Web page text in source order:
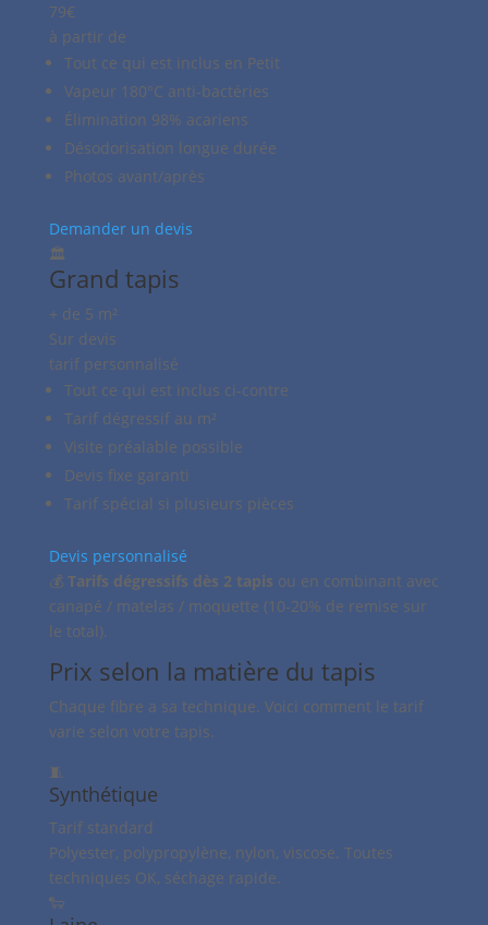
79€
à partir de
Tout ce qui est inclus en Petit
Vapeur 180°C anti-bactéries
Élimination 98% acariens
Désodorisation longue durée
Photos avant/après
Demander un devis
🏛️
Grand tapis
+ de 5 m²
Sur devis
tarif personnalisé
Tout ce qui est inclus ci-contre
Tarif dégressif au m²
Visite préalable possible
Devis fixe garanti
Tarif spécial si plusieurs pièces
Devis personnalisé
💰 Tarifs dégressifs dès 2 tapis ou en combinant avec
canapé / matelas / moquette (10-20% de remise sur
le total).
Prix selon la matière du tapis
Chaque fibre a sa technique. Voici comment le tarif
varie selon votre tapis.
🧵
Synthétique
Tarif standard
Polyester, polypropylène, nylon, viscose. Toutes
techniques OK, séchage rapide.
🐑